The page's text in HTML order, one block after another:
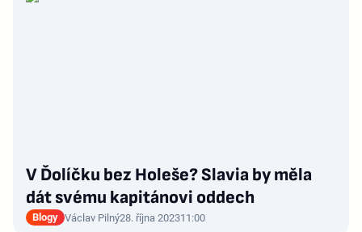
V Ďolíčku bez Holeše? Slavia by měla
dát svému kapitánovi oddech
Blogy Václav Pilný28. října 202311:00